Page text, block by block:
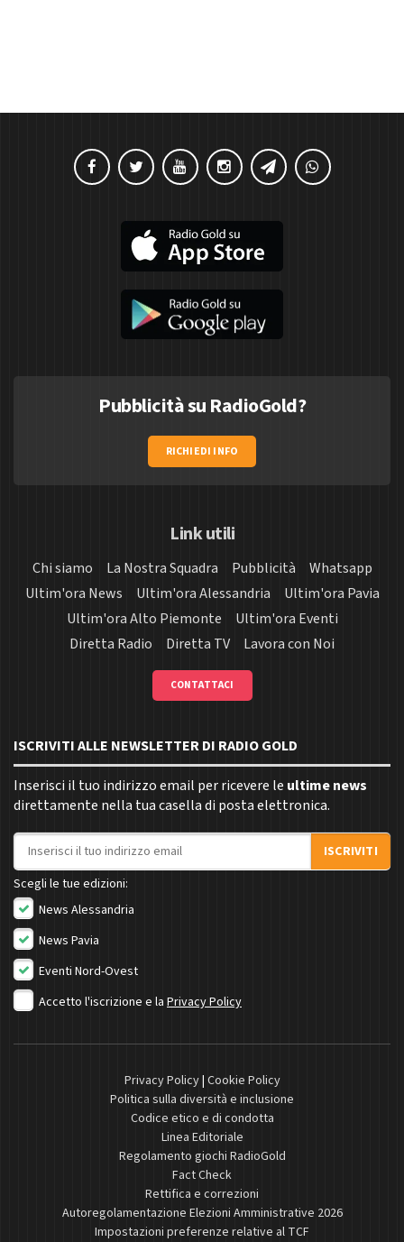
Pubblicità su RadioGold?
RICHIEDI INFO
Link utili
Chi siamo La Nostra Squadra Pubblicità
Whatsapp
Ultim'ora News
Ultim'ora Alessandria
Ultim'ora Pavia
Ultim'ora Alto Piemonte
Ultim'ora Eventi
Diretta Radio
Diretta TV Lavora con Noi
CONTATTACI
ISCRIVITI ALLE NEWSLETTER DI RADIO GOLD
Inserisci il tuo indirizzo email per ricevere le ultime news
direttamente nella tua casella di posta elettronica.
Indirizzo email
ISCRIVITI
Scegli le tue edizioni:
News Alessandria
News Pavia
Eventi Nord-Ovest
Accetto l'iscrizione e la Privacy Policy
Privacy Policy| Cookie Policy
Politica sulla diversità e inclusione
Codice etico e di condotta
Linea Editoriale
Regolamento giochi RadioGold
Fact Check
Rettifica e correzioni
Autoregolamentazione Elezioni Amministrative 2026
Impostazioni preferenze relative al TCF